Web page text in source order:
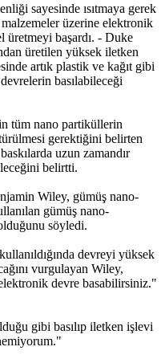
sayesinde ısıtmaya gerek
üzerine elektronik
üretmeyi başardı. - Duke
üretilen yüksek iletken
artık plastik ve kağıt gibi
basılabileceği
tüm nano partiküllerin
gerektiğini belirten
uzun zamandır
belirtti.
Wiley, gümüş nano-
gümüş nano-
söyledi.
devreyi yüksek
vurgulayan Wiley,
devre basabilirsiniz."
gibi basılıp iletken işlevi